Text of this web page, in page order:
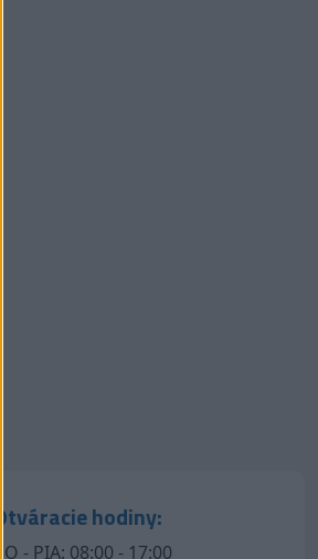
Otváracie hodiny:
PO - PIA: 08:00 - 17:00